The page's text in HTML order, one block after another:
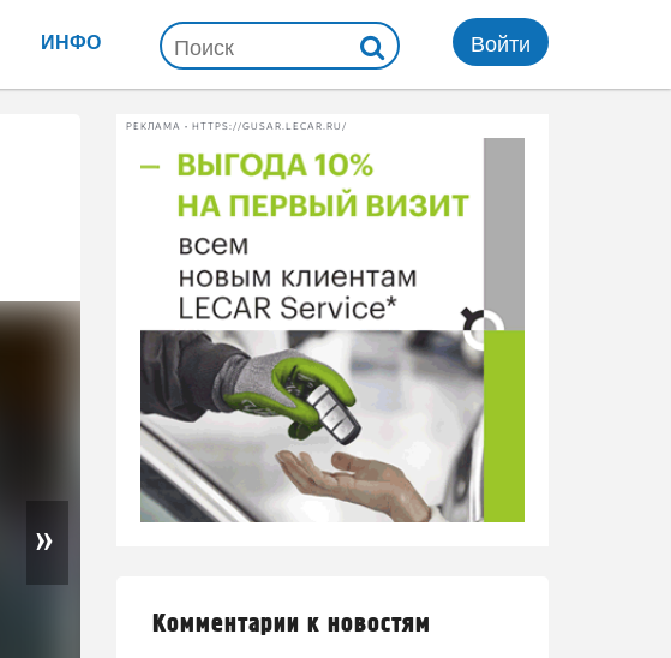
ИНФО Войти
»
РЕКЛАМА • HTTPS://GUSAR.LECAR.RU/
Комментарии к новостям